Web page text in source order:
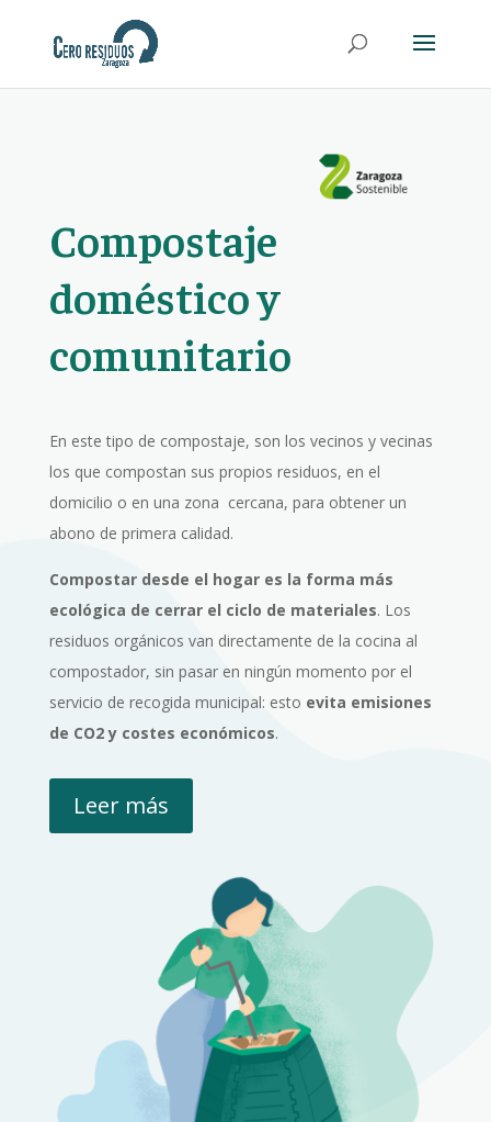
Compostaje
doméstico y
comunitario
En este tipo de compostaje, son los vecinos y vecinas
los que compostan sus propios residuos, en el
domicilio o en una zona cercana, para obtener un
abono de primera calidad.
Compostar desde el hogar es la forma más
ecológica de cerrar el ciclo de materiales. Los
residuos orgánicos van directamente de la cocina al
compostador, sin pasar en ningún momento por el
servicio de recogida municipal: esto evita emisiones
de CO2 y costes económicos.
Leer más